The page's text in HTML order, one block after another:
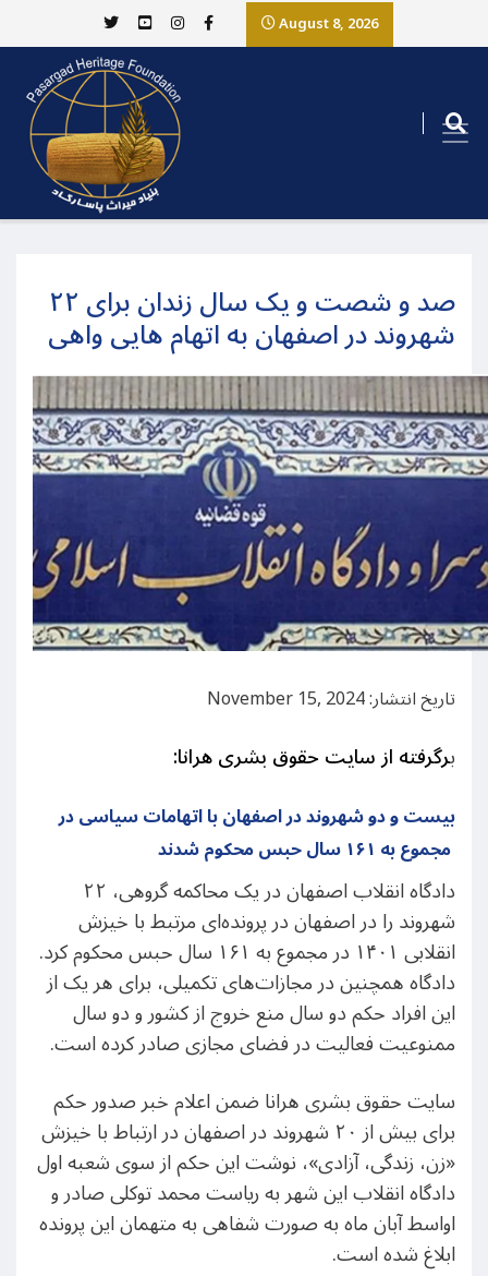
August 8, 2026
صد و شصت و یک سال زندان برای ۲۲
شهروند در اصفهان به اتهام هایی واهی
تاریخ انتشار: November 15, 2024
برگرفته از سایت حقوق بشری هرانا:
بیست و دو شهروند در اصفهان با اتهامات سیاسی در
مجموع به ۱۶۱ سال حبس محکوم شدند
دادگاه انقلاب اصفهان در یک محاکمه گروهی، ۲۲
شهروند را در اصفهان در پرونده‌ای مرتبط با خیزش
انقلابی ۱۴۰۱ در مجموع به ۱۶۱ سال حبس محکوم کرد.
دادگاه همچنین در مجازات‌های تکمیلی، برای هر یک از
این افراد حکم دو سال منع خروج از کشور و دو سال
ممنوعیت فعالیت در فضای مجازی صادر کرده است.
سایت حقوق بشری هرانا ضمن اعلام خبر صدور حکم
برای بیش از ۲۰ شهروند در اصفهان در ارتباط با خیزش
«زن، زندگی، آزادی»، نوشت این حکم از سوی شعبه اول
دادگاه انقلاب این شهر به ریاست محمد توکلی صادر و
اواسط آبان ماه به صورت شفاهی به متهمان این پرونده
ابلاغ شده است.